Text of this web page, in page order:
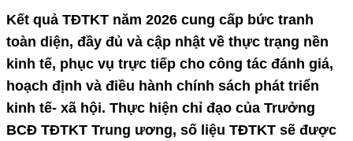
Kết quả TĐTKT năm 2026 cung cấp bức tranh
toàn diện, đầy đủ và cập nhật về thực trạng nền
kinh tế, phục vụ trực tiếp cho công tác đánh giá,
hoạch định và điều hành chính sách phát triển
kinh tế- xã hội. Thực hiện chỉ đạo của Trưởng
BCĐ TĐTKT Trung ương, số liệu TĐTKT sẽ được